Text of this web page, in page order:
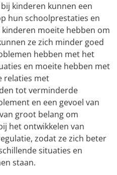
kinderen kunnen een
hun schoolprestaties en
moeite hebben om
ze zich minder goed
hebben met het
en moeite hebben met
relaties met
tot verminderde
en een gevoel van
groot belang om
het ontwikkelen van
zodat ze zich beter
situaties en
staan.